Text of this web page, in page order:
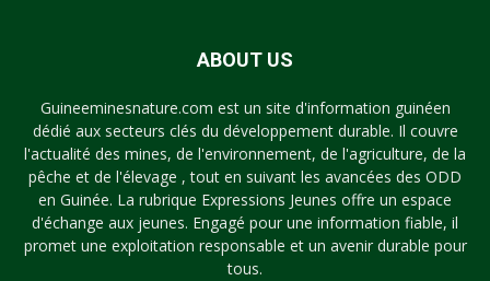
ABOUT US
Guineeminesnature.com est un site d'information guinéen
dédié aux secteurs clés du développement durable. Il couvre
l'actualité des mines, de l'environnement, de l'agriculture, de la
pêche et de l'élevage , tout en suivant les avancées des ODD
en Guinée. La rubrique Expressions Jeunes offre un espace
d'échange aux jeunes. Engagé pour une information fiable, il
promet une exploitation responsable et un avenir durable pour
tous.